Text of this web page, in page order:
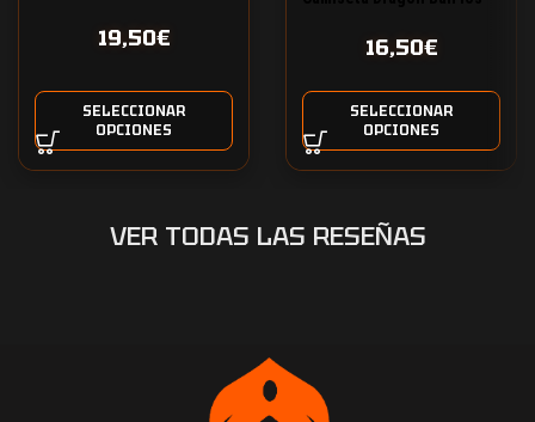
19,50€
SELECCIONAR
OPCIONES
16,50€
SELECCIONAR
OPCIONES
VER TODAS LAS RESEÑAS